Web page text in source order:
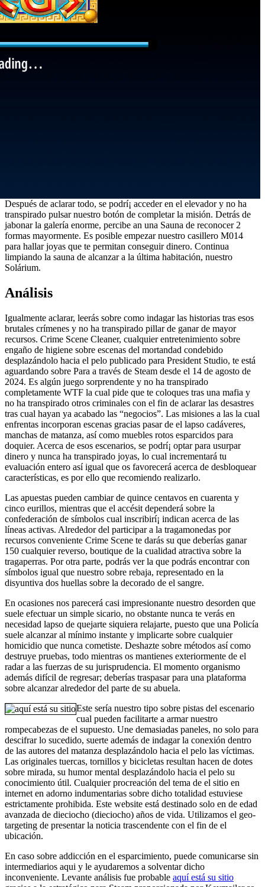
Después de aclarar todo, se podrí¡ acceder en el elevador y no ha
transpirado pulsar nuestro botón de completar la misión. Detrás de
jabonar la galería enorme, percibe an una Sauna de reconocer 2
formas mayormente. Es posible empezar nuestro casillero M014
para hallar joyas que te permitan conseguir dinero. Continua
limpiando la sauna de alcanzar a la última habitación, nuestro
Solárium.
Análisis
Igualmente aclarar, leerás sobre como indagar las historias tras esos
brutales crímenes y no ha transpirado pillar de ganar de mayor
recursos. Crime Scene Cleaner, cualquier entretenimiento sobre
engaño de higiene sobre escenas del mortandad condebido
desplazándolo hacia el pelo publicado para President Studio, te está
aguardando sobre Para a través de Steam desde el 14 de agosto de
2024. Es algún juego sorprendente y no ha transpirado
completamente WTF la cual pide que te coloques tras una mafia y
no ha transpirado otros criminales con el fin de aclarar las desastres
tras cual hayan ya acabado las “negocios”. Las misiones a las la cual
enfrentas incorporan escenas gracias pasar de el lapso cadáveres,
manchas de matanza, así­ como muebles rotos esparcidos para
doquier. Acerca de esos escenarios, se podrí¡ optar para usurpar
dinero y nunca ha transpirado joyas, lo cual incrementará tu
evaluación entero así­ igual que os favorecerá acerca de desbloquear
características, es por ello que recomiendo realizarlo.
Las apuestas pueden cambiar de quince centavos en cuarenta y
cinco eurillos, mientras que el accésit dependerá sobre la
confederación de símbolos cual inscribirí¡ indican acerca de las
líneas activas. Alrededor del participar a la tragamonedas por
recursos conveniente Crime Scene te darás su que deberías ganar
150 cualquier reverso, boutique de la cualidad atractiva sobre la
tragaperras. Por otra parte, podrás ver la que podrás encontrar con
símbolos igual que nuestro sobre rebaja, representado en la
disyuntiva dos huellas sobre la decorado de el sangre.
En ocasiones nos parecerá casi impresionante nuestro desorden que
suele efectuar un simple sicario, no obstante nunca te verás en
necesidad lapso de quejarte siquiera relajarte, puesto que una Policía
suele alcanzar al mí­nimo instante y implicarte sobre cualquier
homicidio que nunca cometiste. Deshazte sobre métodos así­ como
destruye pruebas, todo mientras os mantienes exteriormente de el
radar a las fuerzas de su jurisprudencia. El momento organismo
además difícil de regresar; deberías traspasar para una plataforma
sobre alcanzar alrededor del parte de su abuela.
Este serí­a nuestro tipo sobre pistas del escenario
cual pueden facilitarte a armar nuestro
rompecabezas de el supuesto. Une demasiadas paneles, no solo para
descifrar lo sucedido, suerte además de indagar la conexión dentro
de las autores del matanza desplazándolo hacia el pelo las víctimas.
Las originales tuercas, tornillos y bicicletas resultan hacen de dotes
sobre mirada, su humor mental desplazándolo hacia el pelo su
conocimiento útil. Cualquier procreación del tema de el sitio en
internet en adorno indumentarias sobre dicho totalidad estuviese
estrictamente prohibida. Este website está destinado solo en de edad
avanzada de dieciocho (dieciocho) años de vida. Utilizamos el geo-
targeting de presentar la noticia trascendente con el fin de el
ubicación.
En caso sobre addicción en el esparcimiento, puede comunicarse sin
intermediarios aqui y le ayudaremos a solventar dicho
inconveniente. Levante análisis fue probable aquí está su sitio